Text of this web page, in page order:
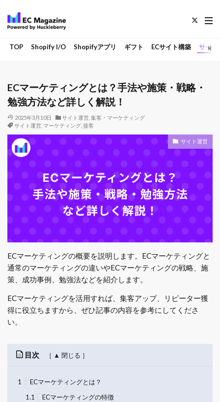
TOP Shopify I/O Shopifyアプリ ギフト ECサイト構築 サイト
ECマーケティングとは？手法や施策・戦略・
勉強方法など詳しく解説！
2025年3月10日 サイト運営 集客・マーケティング
サイト運営, マーケティング, 接客
サイト運営
ECマーケティングの概要を説明します。ECマーケティングと
通常のマーケティングの違いやECマーケティングの戦略、施
策、成功事例、勉強法などを紹介します。
ECマーケティングを活用すれば、集客アップ、リピーター獲
得に役立ちますから、ぜひ記事の内容を参考にしてくださ
い。
目次
1
ECマーケティングとは？
1.1
ECマーケティングの特徴